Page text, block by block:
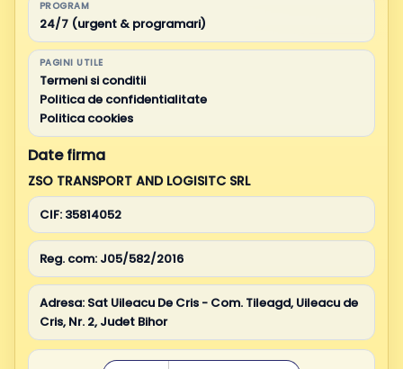
PROGRAM
24/7 (urgent & programari)
PAGINI UTILE
Termeni si conditii
Politica de confidentialitate
Politica cookies
Date firma
ZSO TRANSPORT AND LOGISITC SRL
CIF: 35814052
Reg. com: J05/582/2016
Adresa: Sat Uileacu De Cris - Com. Tileagd, Uileacu de
Cris, Nr. 2, Judet Bihor